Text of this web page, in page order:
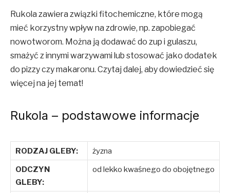
Rukola zawiera związki fitochemiczne, które mogą
mieć korzystny wpływ na zdrowie, np. zapobiegać
nowotworom. Można ją dodawać do zup i gulaszu,
smażyć z innymi warzywami lub stosować jako dodatek
do pizzy czy makaronu. Czytaj dalej, aby dowiedzieć się
więcej na jej temat!
Rukola – podstawowe informacje
RODZAJ GLEBY:
żyzna
ODCZYN
GLEBY:
od lekko kwaśnego do obojętnego